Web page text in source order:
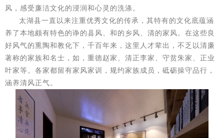
风，感受廉洁文化的浸润和心灵的洗涤。
太湖县一直以来注重优秀文化的传承，其特有的文化底蕴涵
养了本地颇有特色的诤的县风、和的乡风、清的家风。在这些良
好风气的熏陶和教化下，千百年来，这里人才辈出，不乏以清廉
著称的家族和名士，如，重德赵家、清正李家、守贫朱家、正业
叶家等。各家都留有家风家训，规约家族成员，砥砺操守品行，
涵养清风正气。